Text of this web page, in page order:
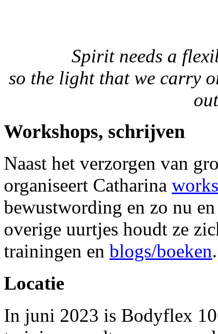
Spirit needs a
so the light that we carry
Workshops, schrijven
Naast het verzorgen van
organiseert Catharina
bewustwording en zo nu
overige uurtjes houdt ze
trainingen en blogs/boeken.
Locatie
In juni 2023 is Bodyflex